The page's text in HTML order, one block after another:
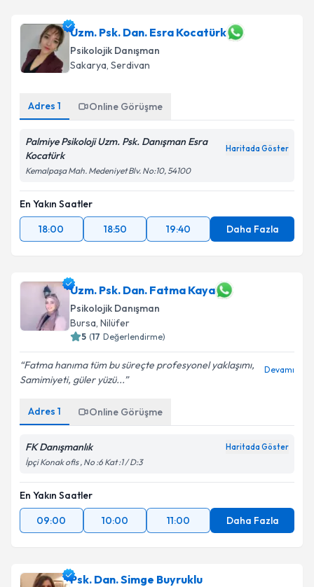
Uzm. Psk. Dan. Esra Kocatürk
Psikolojik Danışman
Sakarya, Serdivan
Adres 1 Online Görüşme
Palmiye Psikoloji Uzm. Psk. Danışman Esra
Kocatürk
Haritada Göster
Kemalpaşa Mah. Medeniyet Blv. No:10, 54100
En Yakın Saatler
18:00
18:50 19:40 Daha Fazla
Uzm. Psk. Dan. Fatma Kaya
Psikolojik Danışman
Bursa, Nilüfer
5 (17 Değerlendirme)
Fatma hanıma tüm bu süreçte profesyonel yaklaşımı,
Samimiyeti, güler yüzü...
Devamı
Adres 1 Online Görüşme
FK Danışmanlık Haritada Göster
İpçi Konak ofis , No :6 Kat :1 / D:3
En Yakın Saatler
09:00
10:00 11:00 Daha Fazla
Psk. Dan. Simge Buyruklu